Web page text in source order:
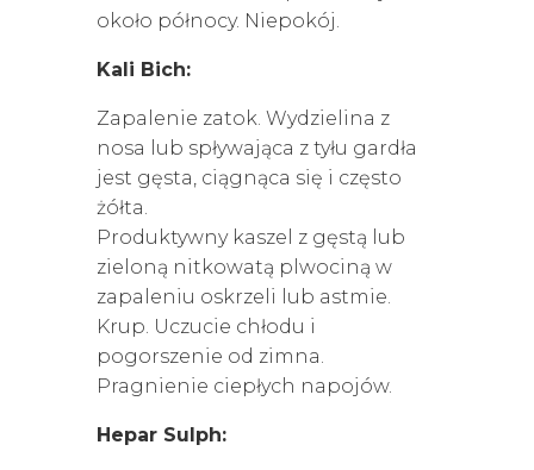
około północy. Niepokój.
Kali Bich:
Zapalenie zatok. Wydzielina z
nosa lub spływająca z tyłu gardła
jest gęsta, ciągnąca się i często
żółta.
Produktywny kaszel z gęstą lub
zieloną nitkowatą plwociną w
zapaleniu oskrzeli lub astmie.
Krup. Uczucie chłodu i
pogorszenie od zimna.
Pragnienie ciepłych napojów.
Hepar Sulph: